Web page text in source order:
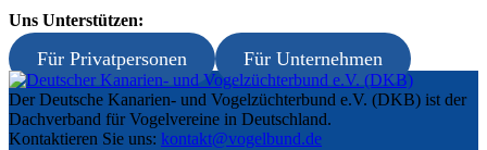
Uns Unterstützen:
Für Privatpersonen Für Unternehmen
Der Deutsche Kanarien- und Vogelzüchterbund e.V. (DKB) ist der
Dachverband für Vogelvereine in Deutschland.
Kontaktieren Sie uns: kontakt@vogelbund.de